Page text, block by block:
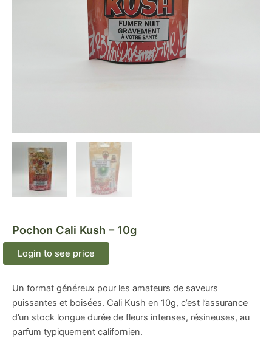
Pochon Cali Kush – 10g
Login to see price
Un format généreux pour les amateurs de saveurs
puissantes et boisées. Cali Kush en 10g, c’est l’assurance
d’un stock longue durée de fleurs intenses, résineuses, au
parfum typiquement californien.